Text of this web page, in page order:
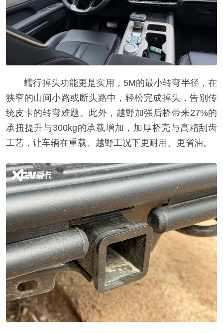
蠕行掉头功能更是实用，5M的最小转弯半径，在
狭窄的山间小路或断头路中，轻松完成掉头，告别传
统皮卡的转弯难题。此外，越野加强后桥带来27%的
承扭提升与300kg的承载增加，加厚桥壳与高精刮齿
工艺，让车辆在重载、越野工况下更耐用、更省油。